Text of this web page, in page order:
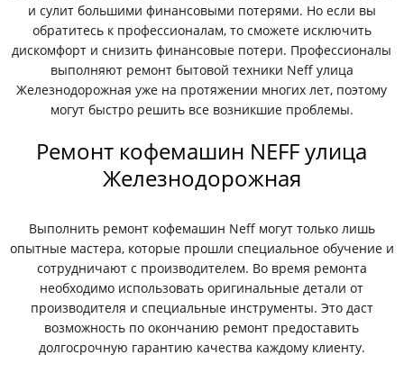
и сулит большими финансовыми потерями. Но если вы
обратитесь к профессионалам, то сможете исключить
дискомфорт и снизить финансовые потери. Профессионалы
выполняют ремонт бытовой техники Neff улица
Железнодорожная уже на протяжении многих лет, поэтому
могут быстро решить все возникшие проблемы.
Ремонт кофемашин NEFF улица
Железнодорожная
Выполнить ремонт кофемашин Neff могут только лишь
опытные мастера, которые прошли специальное обучение и
сотрудничают с производителем. Во время ремонта
необходимо использовать оригинальные детали от
производителя и специальные инструменты. Это даст
возможность по окончанию ремонт предоставить
долгосрочную гарантию качества каждому клиенту.